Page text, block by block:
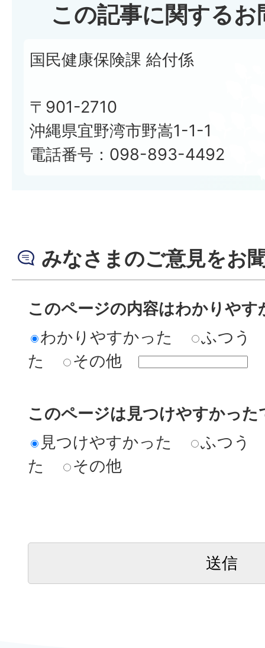
この記事に関する
国民健康保険課 給付係
〒901-2710
沖縄県宜野湾市野嵩1-1-1
電話番号：098-893-4492
みなさまのご意見をお
このページの内容はわかりやす
わかりやすかった
ふつう
た
その他
このページは見つけやすかった
見つけやすかった
ふつう
た
その他